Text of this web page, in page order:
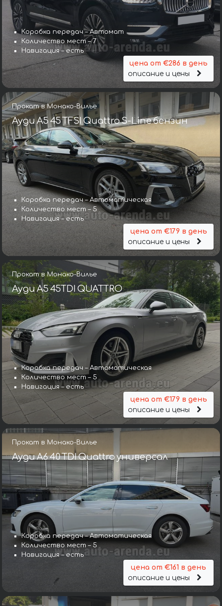
Коробка передач – Автомат
Количество мест – 7
Навигация – есть
цена от €286 в день
описание и цены
Прокат в Монако-Вилье
Ауди A5 45 TFSI Quattro S-Line бензин
Коробка передач – Автоматическая
Количество мест – 5
Навигация – есть
цена от €179 в день
описание и цены
Прокат в Монако-Вилье
Ауди A5 45TDI QUATTRO
Коробка передач – Автоматическая
Количество мест – 5
Навигация – есть
цена от €179 в день
описание и цены
Прокат в Монако-Вилье
Ауди A6 40 TDI Quattro универсал
Коробка передач – Автоматическая
Количество мест – 5
Навигация – есть
цена от €161 в день
описание и цены